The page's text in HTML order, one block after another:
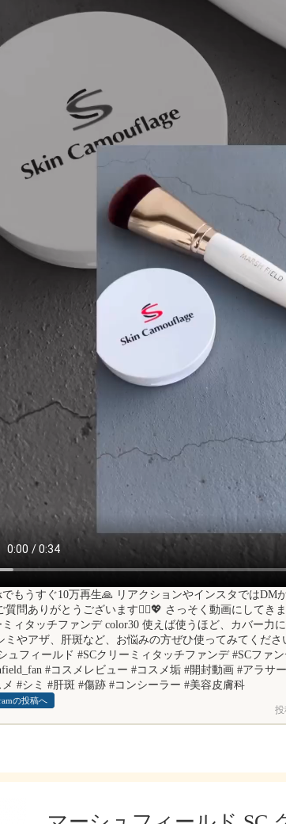
もうすぐ10万再生🙏 リアクションやインスタではDM
質問ありがとうございます🙇‍♀️💖 さっそく動画にしてき
ミィタッチファンデ color30 使えば使うほど、カバー力
ミやアザ、肝斑など、お悩みの方ぜひ使ってみてくださ
ュフィールド #SCクリーミィタッチファンデ #SCファ
#コスメレビュー #コスメ垢 #開封動画 #アラサ
#シミ #肝斑 #傷跡 #コンシーラー #美容皮膚科
の投稿へ
投